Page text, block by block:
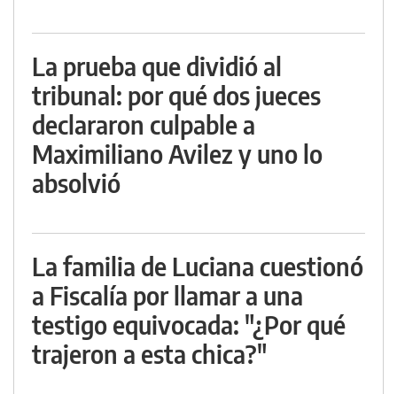
La prueba que dividió al
tribunal: por qué dos jueces
declararon culpable a
Maximiliano Avilez y uno lo
absolvió
La familia de Luciana cuestionó
a Fiscalía por llamar a una
testigo equivocada: "¿Por qué
trajeron a esta chica?"